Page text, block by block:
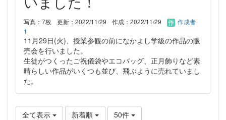
写真：7枚 更新：2022/11/29 作成：2022/11/29
作成者
1
11月29日(火)、授業参観の前になかよし学級の作品の販
売会を行いました。
生徒がつくったご祝儀袋やエコバッグ、正月飾りなど素
晴らしい作品がいくつも並び、飛ぶように売れていまし
た。
全て表示 新着順 50件